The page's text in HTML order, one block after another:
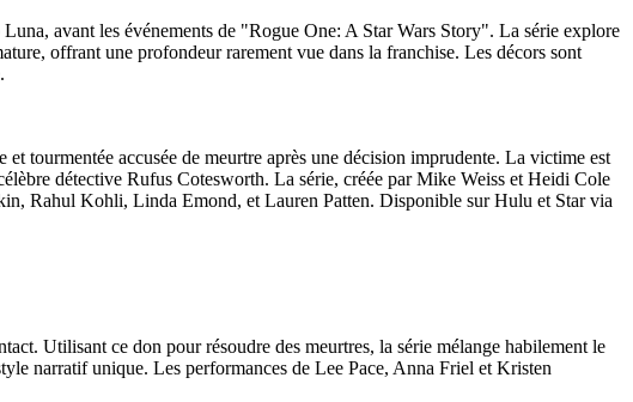
avant les événements de "Rogue One: A Star Wars Story". La série explore
offrant une profondeur rarement vue dans la franchise. Les décors sont
tourmentée accusée de meurtre après une décision imprudente. La victime est
détective Rufus Cotesworth. La série, créée par Mike Weiss et Heidi Cole
Rahul Kohli, Linda Emond, et Lauren Patten. Disponible sur Hulu et Star via
Utilisant ce don pour résoudre des meurtres, la série mélange habilement le
narratif unique. Les performances de Lee Pace, Anna Friel et Kristen